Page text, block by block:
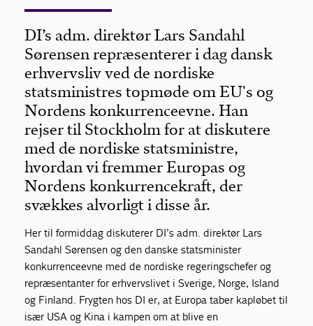
DI’s adm. direktør Lars Sandahl
Sørensen repræsenterer i dag dansk
erhvervsliv ved de nordiske
statsministres topmøde om EU's og
Nordens konkurrenceevne. Han
rejser til Stockholm for at diskutere
med de nordiske statsministre,
hvordan vi fremmer Europas og
Nordens konkurrencekraft, der
svækkes alvorligt i disse år.
Her til formiddag diskuterer DI’s adm. direktør Lars
Sandahl Sørensen og den danske statsminister
konkurrenceevne med de nordiske regeringschefer og
repræsentanter for erhvervslivet i Sverige, Norge, Island
og Finland. Frygten hos DI er, at Europa taber kapløbet til
især USA og Kina i kampen om at blive en